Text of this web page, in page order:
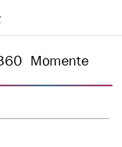
Momente